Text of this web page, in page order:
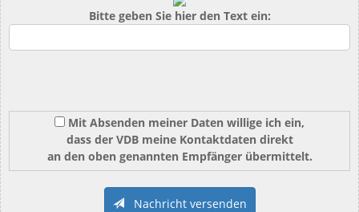
Bitte geben Sie hier den Text ein:
Mit Absenden meiner Daten willige ich ein,
dass der VDB meine Kontaktdaten direkt
an den oben genannten Empfänger übermittelt.
Nachricht versenden